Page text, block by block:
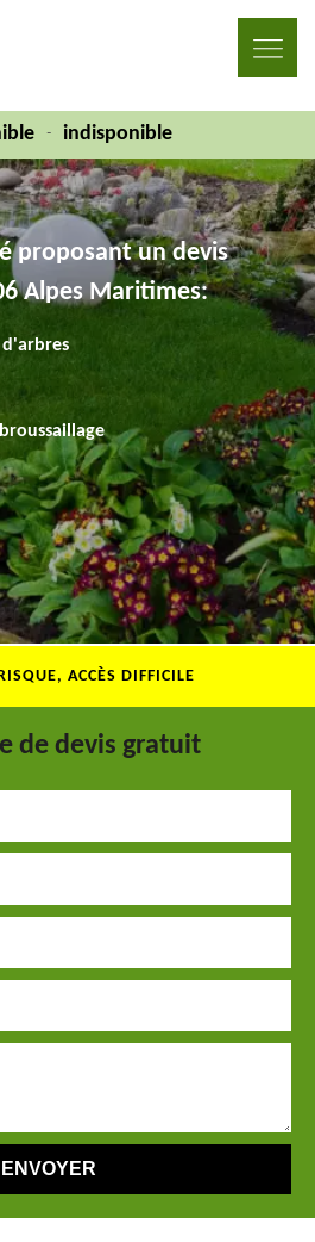
- indisponible
proposant un devis
Alpes Maritimes:
d'arbres
ACCÈS DIFFICILE
de devis gratuit